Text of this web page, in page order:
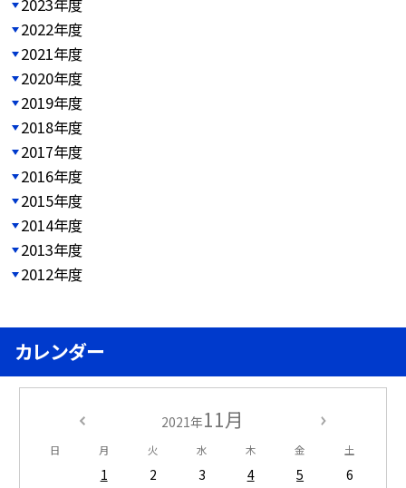
2023年度
2022年度
2021年度
2020年度
2019年度
2018年度
2017年度
2016年度
2015年度
2014年度
2013年度
2012年度
カレンダー
2021年11月
日 月 火 水 木 金 土
1 2 3 4 5
6